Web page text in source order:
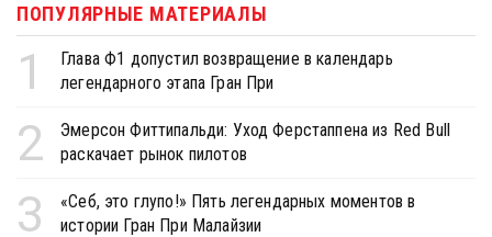
ПОПУЛЯРНЫЕ МАТЕРИАЛЫ
1
Глава Ф1 допустил возвращение в календарь
легендарного этапа Гран При
2
Эмерсон Фиттипальди: Уход Ферстаппена из Red Bull
раскачает рынок пилотов
3
«Себ, это глупо!» Пять легендарных моментов в
истории Гран При Малайзии